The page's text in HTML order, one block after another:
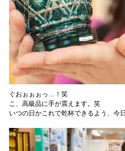
ぐおぉぉぉっ…！笑
こ、高級品に手が震えます。笑
いつの日かこれで乾杯できるよう、今